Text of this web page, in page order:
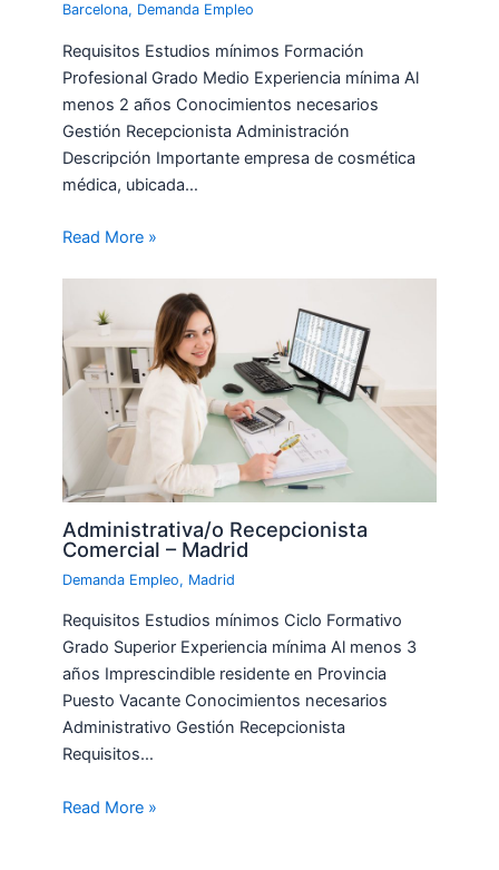
Barcelona, Demanda Empleo
Requisitos Estudios mínimos Formación
Profesional Grado Medio Experiencia mínima Al
menos 2 años Conocimientos necesarios
Gestión Recepcionista Administración
Descripción Importante empresa de cosmética
médica, ubicada…
Read More »
Administrativa/o Recepcionista
Comercial – Madrid
Demanda Empleo, Madrid
Requisitos Estudios mínimos Ciclo Formativo
Grado Superior Experiencia mínima Al menos 3
años Imprescindible residente en Provincia
Puesto Vacante Conocimientos necesarios
Administrativo Gestión Recepcionista
Requisitos…
Read More »